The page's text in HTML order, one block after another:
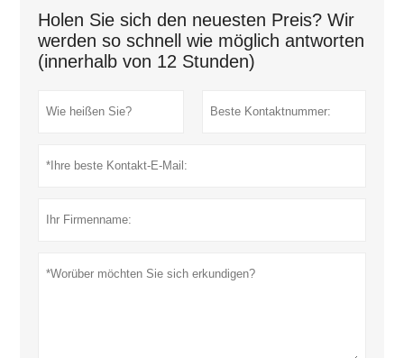
Holen Sie sich den neuesten Preis? Wir
werden so schnell wie möglich antworten
(innerhalb von 12 Stunden)